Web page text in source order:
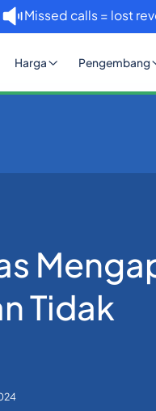
Missed calls = lost
Harga Pengembang
Tidak